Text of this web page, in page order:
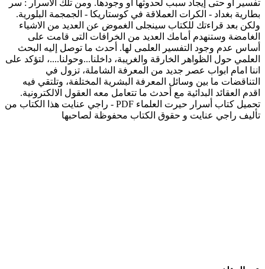
تفسير أو حتى إيجاد سبب لحدوثها أو وجودها. ومن تلك الأسرار : سر
بطارية بغداد - الكرات العملاقة في كوستاريكا - الجمجمة البلورية.
ولكن بعد قراءتك للكتاب سينجلى الغموض عن العديد من الاشياء
الغامضة وستنهدم أمامك العديد من الخرافات التى قامت على
أساس عدم وجود التفسير العلمى لها. أحدث ما توصل إليه البحث
العلمي حول الظواهر الخارقة والغريبة، داخلنا...وحولنا....، لتؤكد على
اننا امام ابواب عصر جديد من المعرفة الشاملة، تزول في
التناقضات ما بين وسائل المعرفة البشرية المختلفة، وتلتقي فيه
اقدم العقائد البدائية مع أحدث ما تتعامل معه العقول الالكترونية.
تحميل كتاب أسرار حيرت العلماء PDF - راجي عنايت هذا الكتاب من
تأليف راجي عنايت و حقوق الكتاب محفوظة لصاحبها